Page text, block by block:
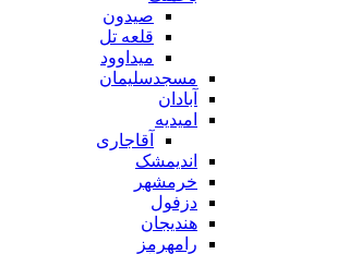
صیدون
قلعه تل
میداوود
مسجدسلیمان
آبادان
امیدیه
آقاجاری
اندیمشک
خرمشهر
دزفول
هندیجان
رامهرمز